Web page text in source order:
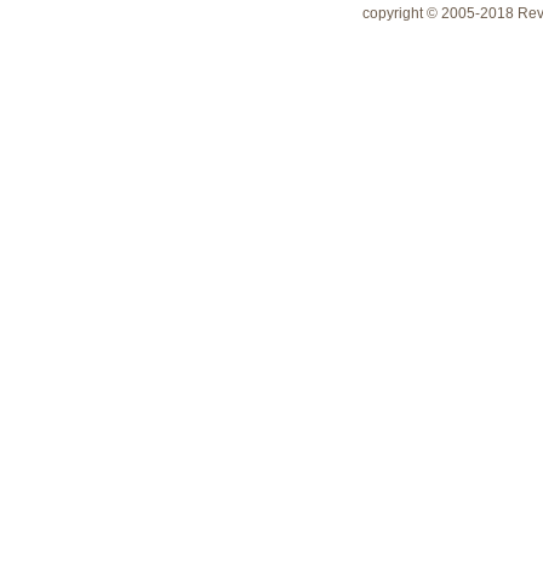
copyright © 2005-2018